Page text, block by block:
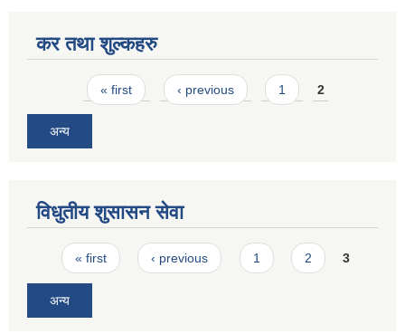
कर तथा शुल्कहरु
Pages« first ‹ previous 1 2
अन्य
विधुतीय शुसासन सेवा
Pages
« first ‹ previous 1 2 3
अन्य